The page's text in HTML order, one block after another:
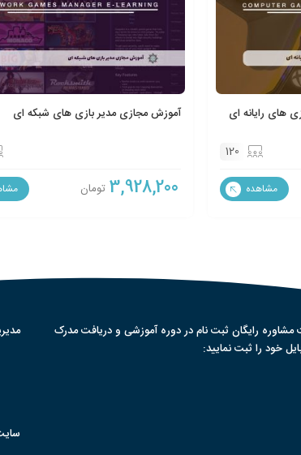
رایانه ای
120
مشاهده
آموزش مجازی مدیر بازی های شبکه ای
3,928,200 تومان
رایگان ثبت نام در دوره آموزشی و دریافت مدرک
خود را ثبت نمایید: